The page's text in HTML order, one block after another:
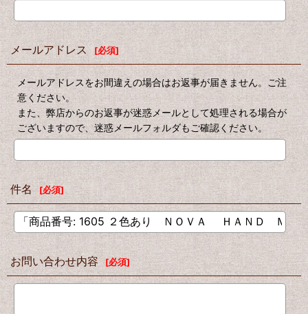
メールアドレス [必須]
メールアドレスをお間違えの場合はお返事が届きません。ご注
意ください。
また、弊店からのお返事が迷惑メールとして処理される場合が
ございますので、迷惑メールフォルダもご確認ください。
件名 [必須]
お問い合わせ内容 [必須]